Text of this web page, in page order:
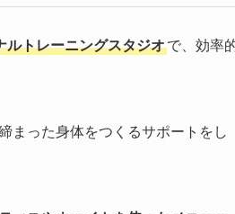
ルトレーニングスタジオで、効率
まった身体をつくるサポートをし